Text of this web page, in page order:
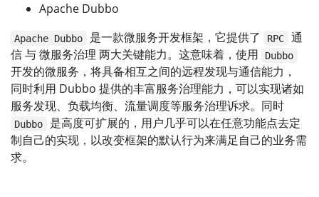
Apache Dubbo
Apache Dubbo 是一款微服务开发框架，它提供了 RPC
通
信 与 微服务治理 两大关键能力。这意味着，使用
Dubbo
开发的微服务，将具备相互之间的远程发现与通信能力，
同时利用 Dubbo 提供的丰富服务治理能力，可以实现诸如
服务发现、负载均衡、流量调度等服务治理诉求。同时
Dubbo
是高度可扩展的，用户几乎可以在任意功能点去定
制自己的实现，以改变框架的默认行为来满足自己的业务需
求。